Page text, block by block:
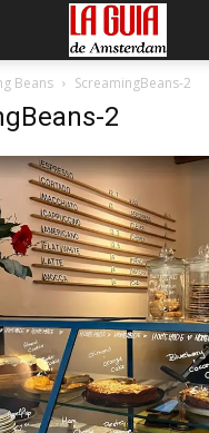
Beans ScreamingBeans-2
2